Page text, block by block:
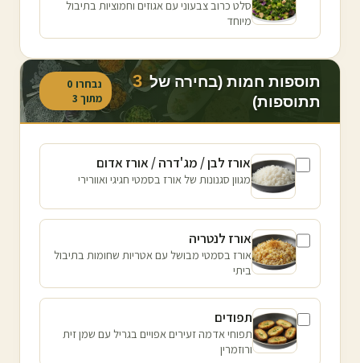
סלט כרוב צבעוני עם אגוזים וחמוציות בתיבול
מיוחד
תוספות חמות (בחירה של 3
תתוספות)
נבחרו 0
מתוך 3
אורז לבן / מג'דרה / אורז אדום
מגוון סגנונות של אורז בסמטי חגיגי ואוורירי
אורז לנטריה
אורז בסמטי מבושל עם אטריות שחומות בתיבול
ביתי
תפודים
תפוחי אדמה זעירים אפויים בגריל עם שמן זית
ורוזמרין